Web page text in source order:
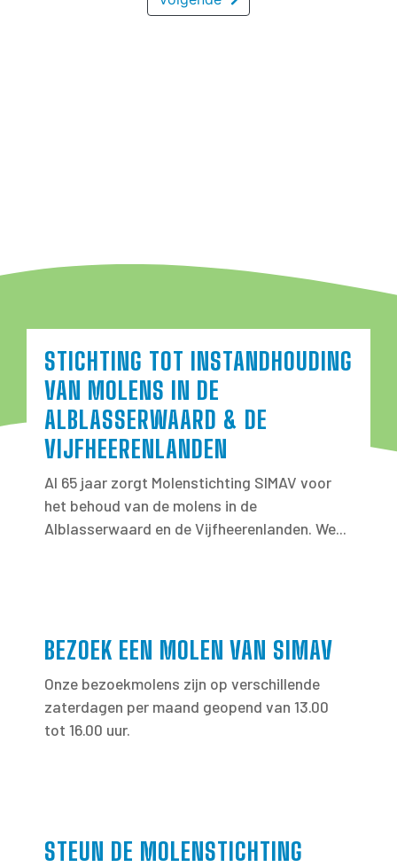
STICHTING TOT INSTANDHOUDING
VAN MOLENS IN DE
ALBLASSERWAARD & DE
VIJFHEERENLANDEN
Al 65 jaar zorgt Molenstichting SIMAV voor
het behoud van de molens in de
Alblasserwaard en de Vijfheerenlanden. We...
BEZOEK EEN MOLEN VAN SIMAV
Onze bezoekmolens zijn op verschillende
zaterdagen per maand geopend van 13.00
tot 16.00 uur.
STEUN DE MOLENSTICHTING